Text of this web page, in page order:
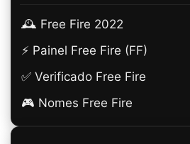
🕰️ Free Fire 2022
⚡ Painel Free Fire (FF)
✅ Verificado Free Fire
🎮 Nomes Free Fire